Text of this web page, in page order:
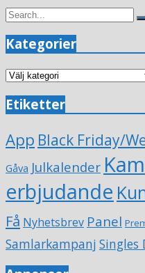
Search
Kategorier
Kategorier
Etiketter
App Black Friday/
Gåva Julkalender
erbjudande
Få Nyhetsbrev Panel
Samlarkampanj Singles